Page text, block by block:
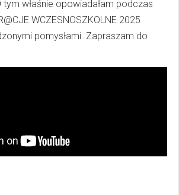
właśnie opowiadałam podczas
WCZESNOSZKOLNE 2025
pomysłami. Zapraszam do